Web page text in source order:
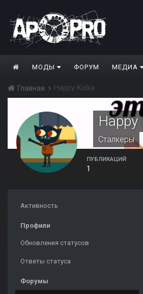
МОДЫ ФОРУМ МЕДИА
Главная Happy Kiska
Happy
Сталкеры
ПУБЛИКАЦИЙ
1
Активность
Профили
Обновления статусов
Ответы статуса
Форумы